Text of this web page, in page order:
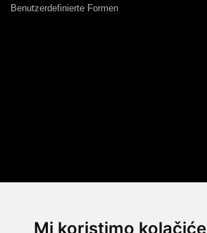
Mi koristimo kolačiće
Benutzerdefinierte Formen